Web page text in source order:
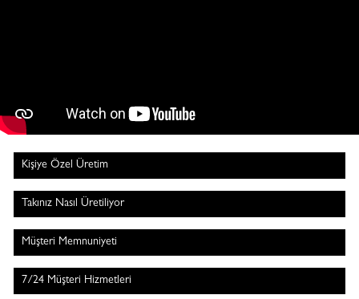
Kişiye Özel Üretim
Takınız Nasıl Üretiliyor
Müşteri Memnuniyeti
7/24 Müşteri Hizmetleri